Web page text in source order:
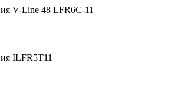
V-Line 48 LFR6C-11
ILFR5T11